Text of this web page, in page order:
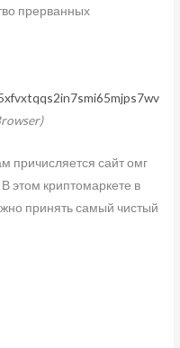
прерванных
причисляется сайт омг
этом криптомаркете в
принять самый чистый